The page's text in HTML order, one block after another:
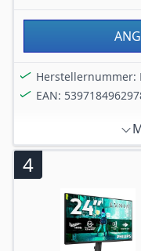
Herstellernummer:
EAN:
4